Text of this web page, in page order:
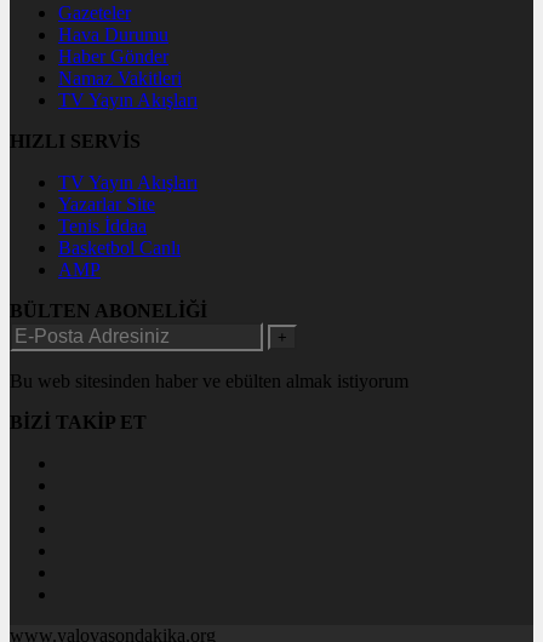
Gazeteler
Hava Durumu
Haber Gönder
Namaz Vakitleri
TV Yayın Akışları
HIZLI SERVİS
TV Yayın Akışları
Yazarlar Site
Tenis İddaa
Basketbol Canlı
AMP
BÜLTEN ABONELİĞİ
+
Bu web sitesinden haber ve ebülten almak istiyorum
BİZİ TAKİP ET
www.yalovasondakika.org